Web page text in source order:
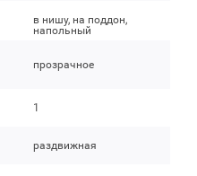
в нишу, на поддон,
напольный
прозрачное
1
раздвижная